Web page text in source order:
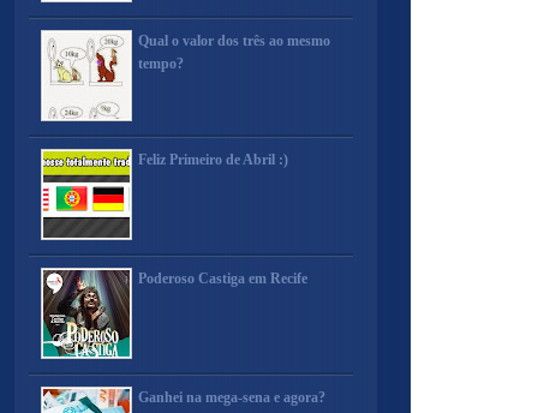
Qual o valor dos três ao mesmo
tempo?
Feliz Primeiro de Abril :)
Poderoso Castiga em Recife
Ganhei na mega-sena e agora?